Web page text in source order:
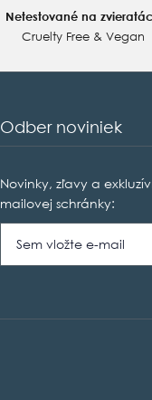
Netestované na
Cruelty Free & Vegan
Odber noviniek
Novinky, zľavy a
mailovej schránky: